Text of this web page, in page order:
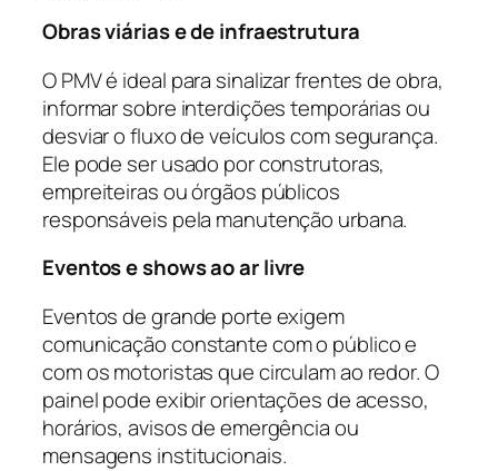
Obras viárias e de infraestrutura
O PMV é ideal para sinalizar frentes de obra,
informar sobre interdições temporárias ou
desviar o fluxo de veículos com segurança.
Ele pode ser usado por construtoras,
empreiteiras ou órgãos públicos
responsáveis pela manutenção urbana.
Eventos e shows ao ar livre
Eventos de grande porte exigem
comunicação constante com o público e
com os motoristas que circulam ao redor. O
painel pode exibir orientações de acesso,
horários, avisos de emergência ou
mensagens institucionais.